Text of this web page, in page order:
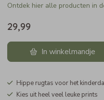
Ontdek hier alle producten in
29,99
In winkelmandje
Hippe rugtas voor het
Kies uit heel veel leuke prints